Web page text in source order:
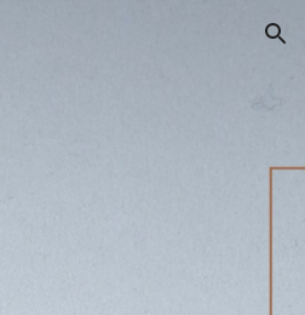
Skip to navigation